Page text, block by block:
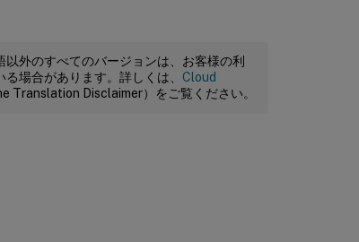
外のすべてのバージョンは、お客様の利
場合があります。詳しくは、 Cloud
Translation Disclaimer）をご覧ください。